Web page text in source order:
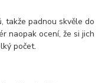
takže padnou skvěle do
naopak ocení, že si jich
počet.